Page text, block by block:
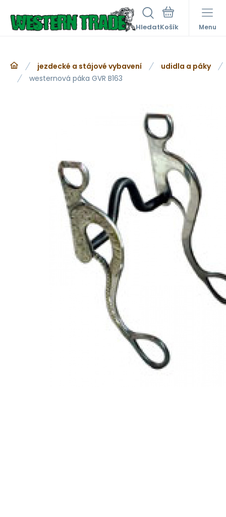
Hledat Menu
jezdecké a stájové vybavení
udidla a páky
westernová páka GVR B163